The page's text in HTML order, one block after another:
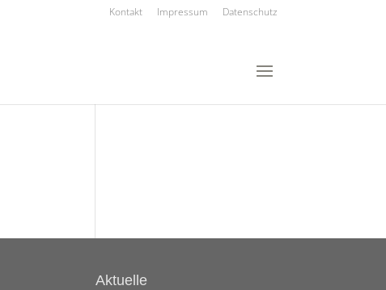
Kontakt Impressum Datenschutz
Aktuelle